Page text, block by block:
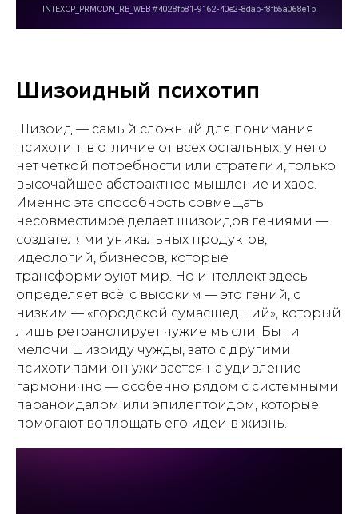
Шизоидный психотип
Шизоид — самый сложный для понимания
психотип: в отличие от всех остальных, у него
нет чёткой потребности или стратегии, только
высочайшее абстрактное мышление и хаос.
Именно эта способность совмещать
несовместимое делает шизоидов гениями —
создателями уникальных продуктов,
идеологий, бизнесов, которые
трансформируют мир. Но интеллект здесь
определяет всё: с высоким — это гений, с
низким — «городской сумасшедший», который
лишь ретранслирует чужие мысли. Быт и
мелочи шизоиду чужды, зато с другими
психотипами он уживается на удивление
гармонично — особенно рядом с системными
параноидалом или эпилептоидом, которые
помогают воплощать его идеи в жизнь.